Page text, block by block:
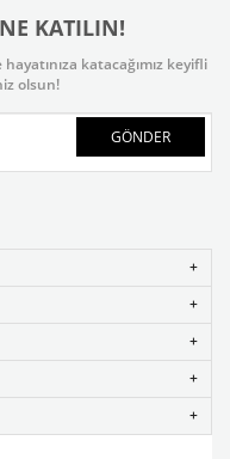
KATILIN!
katacağımız keyifli
olsun!
GÖNDER